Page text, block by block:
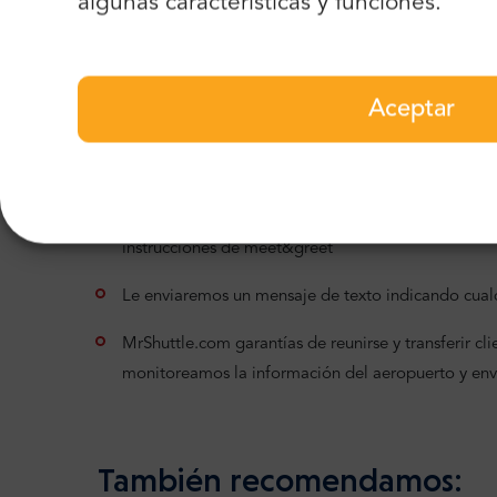
Aceptar
Asistencia 24/7 Servicio Meet & Greet
Asistencia de nuestro equipo de soporte
instrucciones de meet&greet
Le enviaremos un mensaje de texto indicando
MrShuttle.com garantías de reunirse y transferir
monitoreamos la información del aeropuerto y
También recomendamos: